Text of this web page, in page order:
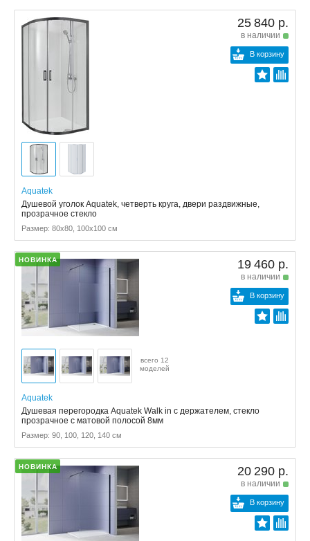
25 840 р.
в наличии
В корзину
Aquatek
Душевой уголок Aquatek, четверть круга, двери раздвижные,
прозрачное стекло
Размер: 80x80, 100x100 см
НОВИНКА 19 460 р.
в наличии
В корзину
всего 12
моделей
Aquatek
Душевая перегородка Aquatek Walk in с держателем, стекло
прозрачное с матовой полосой 8мм
Размер: 90, 100, 120, 140 см
НОВИНКА 20 290 р.
в наличии
В корзину